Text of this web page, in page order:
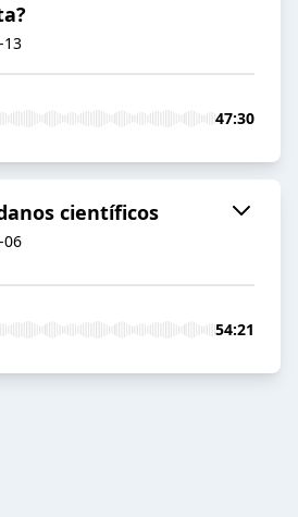
13
47:30
científicos
06
54:21